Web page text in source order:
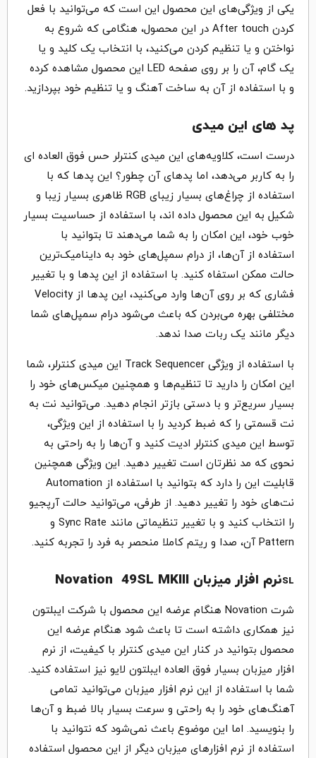
یکی از ویژگی‌های این محصول این است که می‌توانید با فعل
کردن After touch در این محصول، هنگامی که شروع به
نواختن و یا تنظیم کردن می‌کنید، با انتخاب یک کلید و یا
یک گام، آن را بر روی صفحه LED این محصول مشاهده کرده
و با استفاده از آن به ساخت آهنگ و یا تنظیم خود بپردازید.
پد های این میدی
درست است، کلاویه‌های این میدی کنترلر حس فوق العاده ای
را به کاربر می‌دهد، اما پدهای آن چطور؟ این پدها که با
استفاده از چراغ‌های بسیار زیبای RGB ظاهری بسیار زیبا و
شکیل به این محصول داده اند، با استفاده از حساسیت بسیار
خوب خود، این امکان را به شما می‌دهند تا بتوانید با
استفاده از آن‌ها، از درام سمپل‌های خود به داینامیک‌ترین
حالت ممکن استفاه کنید. با استفاده از این پدها و با تغییر
فشاری که بر روی آن‌ها وارد می‌کنید، این پدها از Velocity
مختلفی بهره می‌بردن که باعث می‌شود درام سمپل‌های شما
دیگر مانند یک ربات صدا ندهد.
با استفاده از ویژگی Track Sequencer این میدی کنترلر، شما
این امکان را دارید تا تنظیم‌ها و همچنین میکس‌های خود را
بسیار سریع‌تر و با دستی بازتر انجام دهید. می‌توانید نت به
نت قسمتی را که ضبط کردید را با استفاده از این ویژگی،
توسط این میدی کنترلر ادیت کنید و آن‌ها را به راحتی به
نحوی که مد نظرتان است تغییر دهید. این ویژگی همچنین
قابلیت این را دارد که بتوانید با استفاده از Automation
نت‌های خود را تغییر دهید. از طرفی، می‌توانید حالت آرپجیو
را انتخاب کنید و با تغییر تنظیماتی مانند Sync Rate و
Pattern آن، صدا و ریتم کاملا منحصر به فرد را تجربه کنید.
SLنرم افزار میزبان Novation 49SL MKIII
شرت Novation هنگام عرضه این محصول با شرکت ایبلتون
نیز همکاری داشته است تا باعث شود هنگام عرضه این
محصول بتوانید در کنار این میدی کنترلر با کیفیت، از نرم
افزار میزبان بسیار فوق العاده ایبلتون لایو نیز استفاده کنید.
شما با استفاده از این نرم افزار میزبان می‌توانید تمامی
آهنگ‌های خود را به راحتی و سرعت بسیار بالا ضبط و آن‌ها
را بنویسید. اما این موضوع باعث نمی‌شود که نتوانید با
استفاده از نرم افزارهای میزبان دیگر از این محصول استفاده